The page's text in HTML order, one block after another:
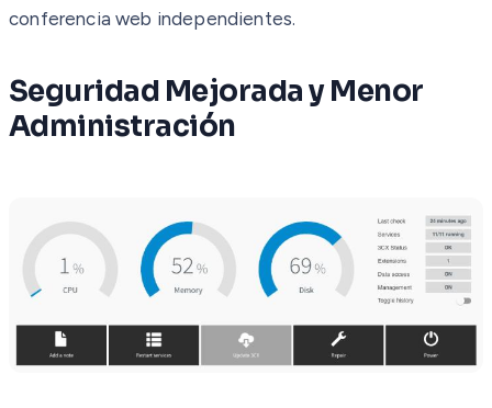
conferencia web independientes.
Seguridad Mejorada y Menor
Administración